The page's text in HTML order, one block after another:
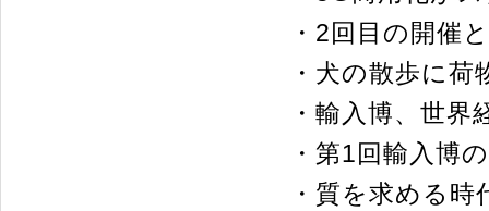
・2回目の開催
・犬の散歩に荷
・輸入博、世界
・第1回輸入博
・質を求める時